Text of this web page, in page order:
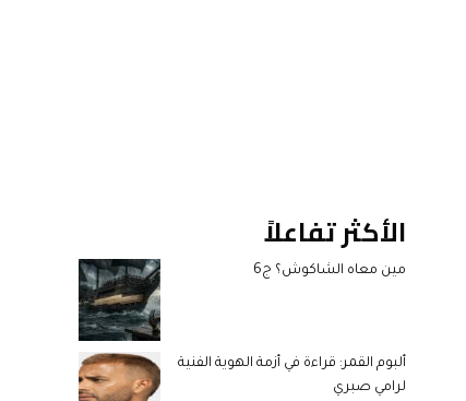
الأكثر تفاعلاً
مين معاه الشاكوش؟ ج6
ألبوم القمر: قراءة في أزمة الهوية الفنية
لرامي صبري